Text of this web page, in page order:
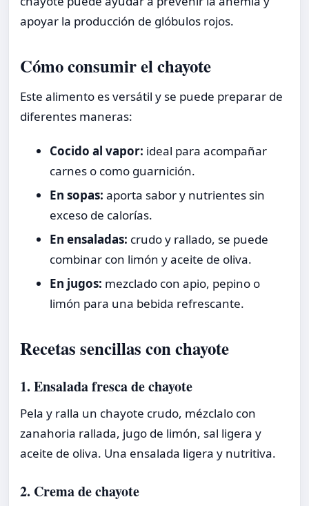
apoyar la producción de glóbulos rojos.
Cómo consumir el chayote
Este alimento es versátil y se puede preparar de
diferentes maneras:
Cocido al vapor: ideal para acompañar
carnes o como guarnición.
En sopas: aporta sabor y nutrientes sin
exceso de calorías.
En ensaladas: crudo y rallado, se puede
combinar con limón y aceite de oliva.
En jugos: mezclado con apio, pepino o
limón para una bebida refrescante.
Recetas sencillas con chayote
1. Ensalada fresca de chayote
Pela y ralla un chayote crudo, mézclalo con
zanahoria rallada, jugo de limón, sal ligera y
aceite de oliva. Una ensalada ligera y nutritiva.
2. Crema de chayote